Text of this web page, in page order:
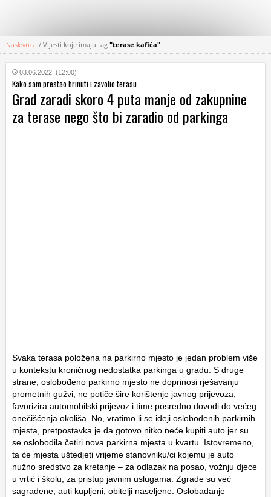
KATEGORIJE
HRVATSKI
WEB
Naslovnica / Vijesti koje imaju tag "terase kafića"
03.06.2022. (12:00)
Kako sam prestao brinuti i zavolio terasu
Grad zaradi skoro 4 puta manje od zakupnine
za terase nego što bi zaradio od parkinga
Svaka terasa položena na parkirno mjesto je jedan problem više
u kontekstu kroničnog nedostatka parkinga u gradu. S druge
strane, oslobođeno parkirno mjesto ne doprinosi rješavanju
prometnih gužvi, ne potiče šire korištenje javnog prijevoza,
favorizira automobilski prijevoz i time posredno dovodi do većeg
onečišćenja okoliša. No, vratimo li se ideji oslobođenih parkirnih
mjesta, pretpostavka je da gotovo nitko neće kupiti auto jer su
se oslobodila četiri nova parkirna mjesta u kvartu. Istovremeno,
ta će mjesta uštedjeti vrijeme stanovniku/ci kojemu je auto
nužno sredstvo za kretanje – za odlazak na posao, vožnju djece
u vrtić i školu, za pristup javnim uslugama. Zgrade su već
sagrađene, auti kupljeni, obitelji naseljene. Oslobađanje